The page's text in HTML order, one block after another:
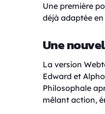
Une première
déjà adaptée
Une
La version
Edward et
Philosophale
mêlant action,